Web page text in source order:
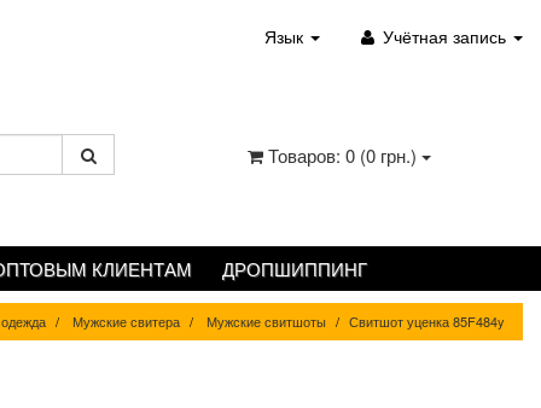
Язык Учётная запись
Товаров: 0 (0 грн.)
КЛИЕНТАМ ДРОПШИППИНГ
Мужские свитера Мужские свитшоты Свитшот уценка 85F484y